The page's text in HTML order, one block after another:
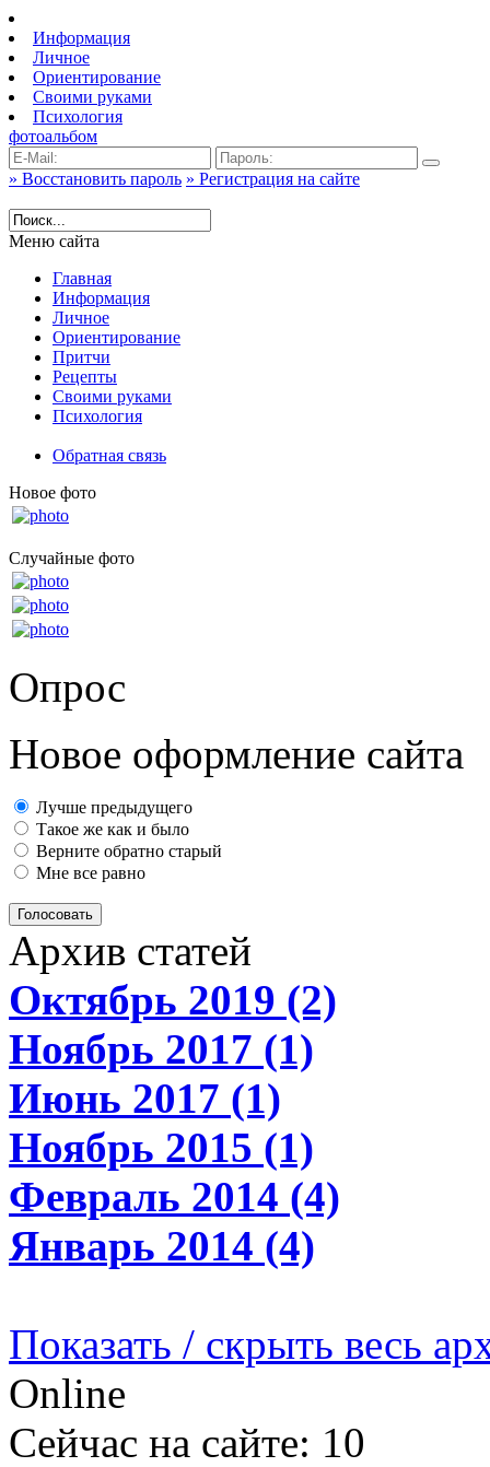
Информация
Личное
Ориентирование
Своими руками
Психология
фотоальбом
» Восстановить пароль » Регистрация на сайте
Меню сайта
Главная
Информация
Личное
Ориентирование
Притчи
Рецепты
Своими руками
Психология
Обратная связь
Новое фото
Случайные фото
Опрос
Новое оформление сайта
Лучше предыдущего
Такое же как и было
Верните обратно старый
Мне все равно
Голосовать
Архив статей
Октябрь 2019 (2)
Ноябрь 2017 (1)
Июнь 2017 (1)
Ноябрь 2015 (1)
Февраль 2014 (4)
Январь 2014 (4)
Показать / скрыть весь
Online
Сейчас на сайте: 10